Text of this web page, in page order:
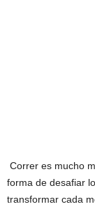
Correr es mucho
forma de desafiar
transformar cada